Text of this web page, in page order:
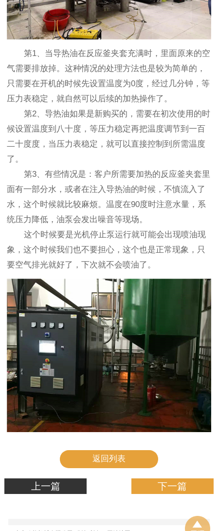
第1、当导热油在反应釜夹套充满时，里面原来的空
气需要排放掉。这种情况的处理方法也是较为简单的，
只需要在开机的时候先设置温度为0度，经过几分钟，等
压力表稳定，就自然可以后续的加热操作了。
第2、导热油如果是新购买的，需要在初次使用的时
候设置温度到八十度，等压力稳定再把温度调节到一百
二十度度，当压力表稳定，就可以直接控制到所需温度
了。
第3、有些情况是：客户所需要加热的反应釜夹套里
面有一部分水，或者在注入导热油的时候，不慎流入了
水，这个时候就比较麻烦。温度在90度时注意水量，系
统压力降低，油泵会发出噪音等现场。
这个时候要是光机停止泵运行就可能会出现喷油现
象，这个时候我们也不要担心，这个也是正常现象，只
要空气排光就好了，下次就不会喷油了。
返回列表
上一篇 下一篇